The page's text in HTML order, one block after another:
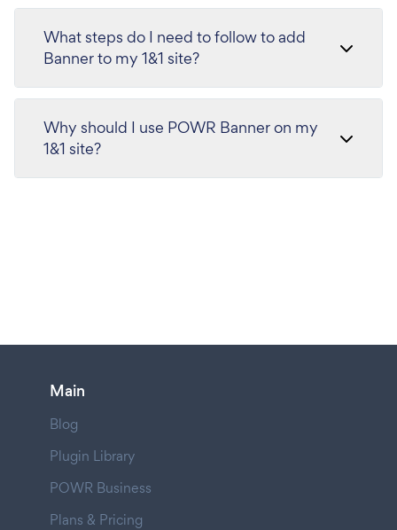
What steps do I need to follow to add
Banner to my 1&1 site?
Why should I use POWR Banner on my
1&1 site?
Main
Blog
Plugin Library
POWR Business
Plans & Pricing